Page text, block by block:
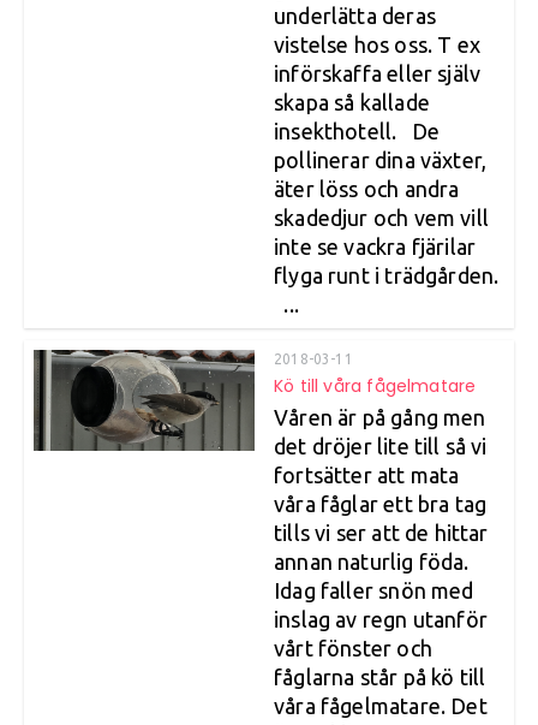
underlätta deras
vistelse hos oss. T ex
införskaffa eller själv
skapa så kallade
insekthotell. De
pollinerar dina växter,
äter löss och andra
skadedjur och vem vill
inte se vackra fjärilar
flyga runt i trädgården.
...
2018-03-11
Kö till våra fågelmatare
Våren är på gång men
det dröjer lite till så vi
fortsätter att mata
våra fåglar ett bra tag
tills vi ser att de hittar
annan naturlig föda.
Idag faller snön med
inslag av regn utanför
vårt fönster och
fåglarna står på kö till
våra fågelmatare. Det